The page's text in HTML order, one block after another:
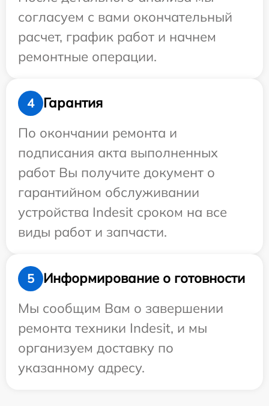
согласуем с вами окончательный
расчет, график работ и начнем
ремонтные операции.
4
Гарантия
По окончании ремонта и
подписания акта выполненных
работ Вы получите документ о
гарантийном обслуживании
устройства Indesit сроком на все
виды работ и запчасти.
5
Информирование о готовности
Мы сообщим Вам о завершении
ремонта техники Indesit, и мы
организуем доставку по
указанному адресу.